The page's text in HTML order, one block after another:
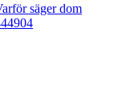
säger dom